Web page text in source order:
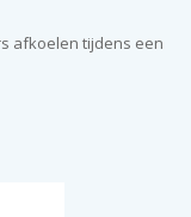
afkoelen tijdens een